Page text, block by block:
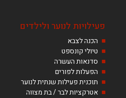
פעילויות לנוער ולילדים
הכנה לצבא
טיולי קונספט
סדנאות העשרה
הפעלות לפורים
תוכנית פעילות שנתית לנוער
אטרקציות לבר / בת מצווה